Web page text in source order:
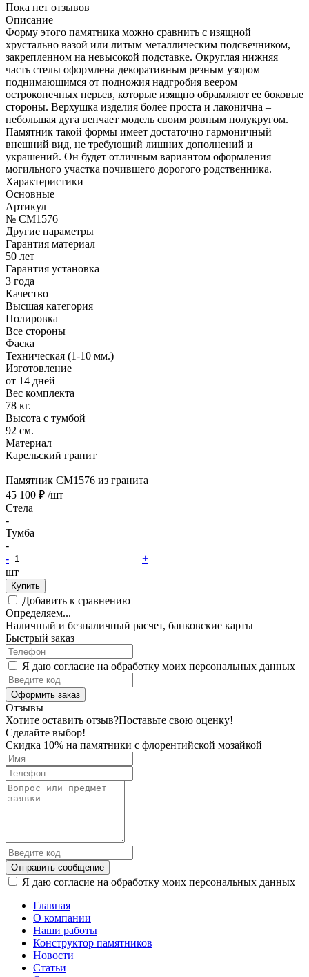
Пока нет отзывов
Описание
Форму этого памятника можно сравнить с изящной
хрустально вазой или литым металлическим подсвечником,
закрепленном на невысокой подставке. Округлая нижняя
часть стелы оформлена декоративным резным узором —
поднимающимся от подножия надгробия веером
остроконечных перьев, которые изящно обрамляют ее боковые
стороны. Верхушка изделия более проста и лаконична –
небольшая дуга венчает модель своим ровным полукругом.
Памятник такой формы имеет достаточно гармоничный
внешний вид, не требующий лишних дополнений и
украшений. Он будет отличным вариантом оформления
могильного участка почившего дорогого родственника.
Характеристики
Основные
Артикул
№ CM1576
Другие параметры
Гарантия материал
50 лет
Гарантия установка
3 года
Качество
Высшая категория
Полировка
Все стороны
Фаска
Техническая (1-10 мм.)
Изготовление
от 14 дней
Вес комплекта
78 кг.
Высота с тумбой
92 см.
Материал
Карельский гранит
Памятник CM1576 из гранита
45 100 ₽ /шт
Стела
-
Тумба
-
-
+
шт
Купить
Добавить к сравнению
Определяем...
Наличный и безналичный расчет, банковские карты
Быстрый заказ
Я даю согласие на обработку моих персональных данных
Оформить заказ
Отзывы
Хотите оставить отзыв?Поставьте свою оценку!
Сделайте выбор!
Скидка 10% на памятники с флорентийской мозайкой
Отправить сообщение
Я даю согласие на обработку моих персональных данных
Главная
О компании
Наши работы
Конструктор памятников
Новости
Статьи